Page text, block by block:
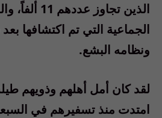
الذين تجاوز
الجماعية التي تم اكتشافها
ونظامه البشع.
لقد كان أمل أهلهم وذويهم
امتدت منذ تسفيرهم في